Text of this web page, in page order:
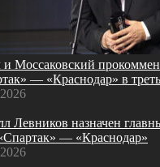
и Моссаковский
— «Краснодар» в
Левников назначен
— «Краснодар»